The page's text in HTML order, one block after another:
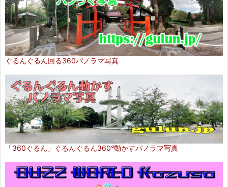
ぐるんぐるん回る360パノラマ写真
「360ぐるん」ぐるんぐるん360°動かすパノラマ写真